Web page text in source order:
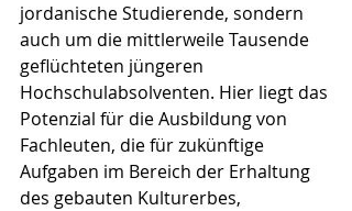
jordanische Studierende, sondern
auch um die mittlerweile Tausende
geflüchteten jüngeren
Hochschulabsolventen. Hier liegt das
Potenzial für die Ausbildung von
Fachleuten, die für zukünftige
Aufgaben im Bereich der Erhaltung
des gebauten Kulturerbes,